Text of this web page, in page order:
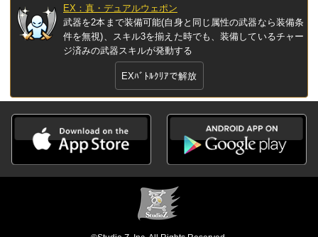
EX：真・デュアルウェポン
武器を2本まで装備可能(自身と同じ属性の武器なら装備条
件を無視)、スキル3を揃えた時でも、装備しているチャー
ジ済みの武器スキルが発動する
EXﾊﾞﾄﾙｸﾘｱで解放